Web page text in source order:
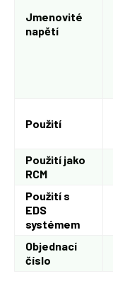
Jmenovité
napětí
Použití
Použití jako
RCM
Použití s
EDS
systémem
Objednací
číslo